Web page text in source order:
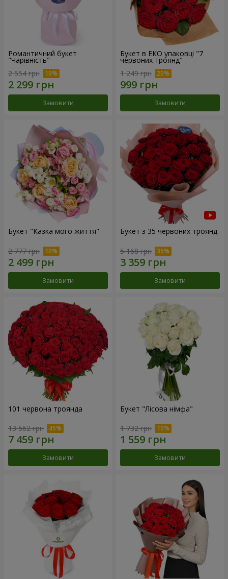
Романтичний букет
"Чарівність"
2 554 грн
Замовити
Букет в ЕКО упаковці "7
червоних троянд"
1 249 грн
Замовити
Букет "Казка мого життя"
2 777 грн
Замовити
Букет з 35 червоних троянд
5 168 грн
Замовити
101 червона троянда
13 562 грн
Замовити
Букет "Лісова німфа"
1 732 грн
Замовити